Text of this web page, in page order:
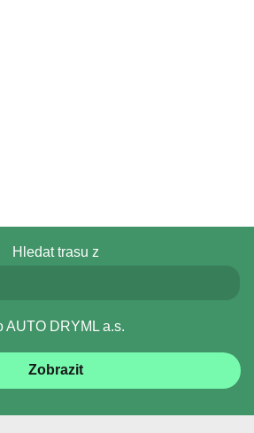
Hledat trasu z
AUTO DRYML a.s.
Zobrazit